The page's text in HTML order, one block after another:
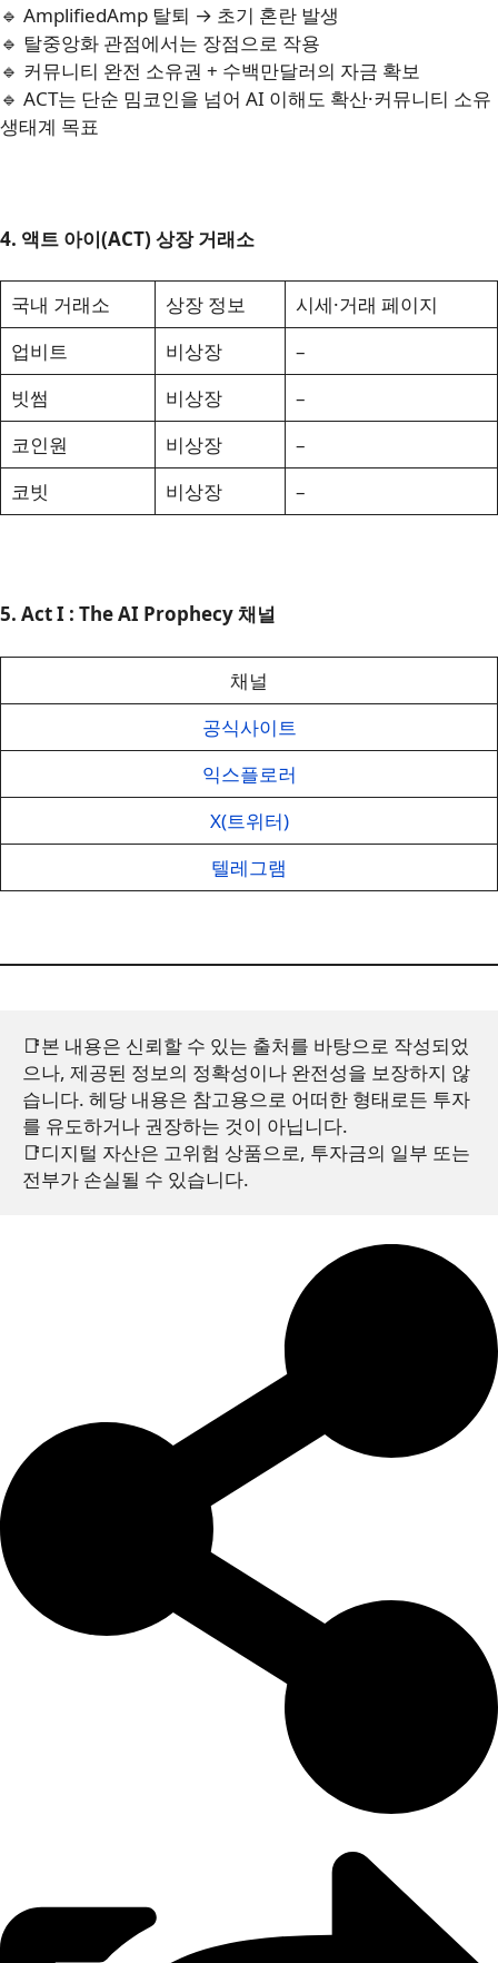
🔹 AmplifiedAmp 탈퇴 → 초기 혼란 발생
🔹 탈중앙화 관점에서는 장점으로 작용
🔹 커뮤니티 완전 소유권 + 수백만달러의 자금 확보
🔹 ACT는 단순 밈코인을 넘어 AI 이해도 확산·커뮤니티 소유
생태계 목표
4. 액트 아이(ACT) 상장 거래소
국내 거래소 상장 정보
시세·거래 페이지
업비트
비상장
–
빗썸
비상장
–
코인원
비상장
–
코빗
비상장 –
5. Act I : The AI Prophecy 채널
채널
공식사이트
익스플로러
X(트위터)
텔레그램
📑본 내용은 신뢰할 수 있는 출처를 바탕으로 작성되었
으나, 제공된 정보의 정확성이나 완전성을 보장하지 않
습니다. 헤당 내용은 참고용으로 어떠한 형태로든 투자
를 유도하거나 권장하는 것이 아닙니다.
📑디지털 자산은 고위험 상품으로, 투자금의 일부 또는
전부가 손실될 수 있습니다.